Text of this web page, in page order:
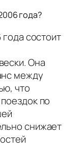
года?
состоит
Она
между
что
по
снижает